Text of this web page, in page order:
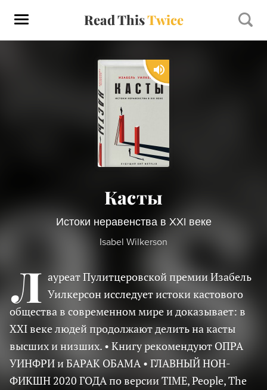
Read ThisTwice
Касты
Истоки неравенства в XXI веке
Isabel Wilkerson
Л ауреат Пулитцеровской премии Изабель
Уилкерсон исследует истоки кастового
общества в современном мире и доказывает: в
XXI веке людей продолжают делить на касты
высших и низших. • Книгу рекомендуют ОПРА
УИНФРИ и БАРАК ОБАМА • ГЛАВНЫЙ НОН-
ФИКШН 2020 ГОДА по версии TIME, People, The